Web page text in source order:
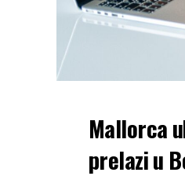
Mallorca
prelazi u